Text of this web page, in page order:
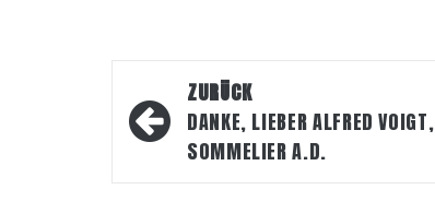
Beitragsnavigation
ZURÜCK
DANKE, LIEBER ALFRED VOIGT,
SOMMELIER A.D.